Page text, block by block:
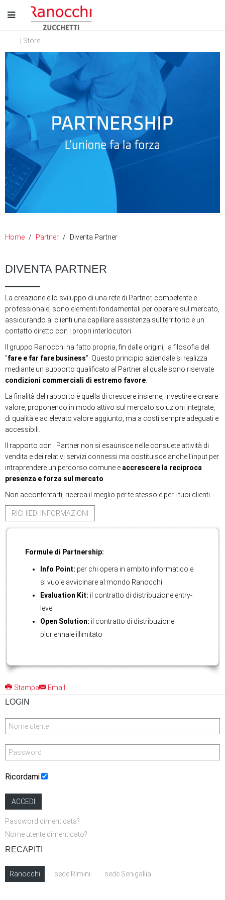
| Store
Home Partner Diventa Partner
DIVENTA PARTNER
La creazione e lo sviluppo di una rete di Partner, competente e
professionale, sono elementi fondamentali per operare sul mercato,
assicurando ai clienti una capillare assistenza sul territorio e un
contatto diretto con i propri interlocutori.
Il gruppo Ranocchi ha fatto propria, fin dalle origini, la filosofia del
"fare e far fare business". Questo principio aziendale si realizza
mediante un supporto qualificato al Partner al quale sono riservate
condizioni commerciali di estremo favore
La finalità del rapporto è quella di crescere insieme, investire e creare
valore, proponendo in modo attivo sul mercato soluzioni integrate,
di qualità e ad elevato valore aggiunto, ma a costi sempre adeguati e
accessibili.
Il rapporto con i Partner non si esaurisce nelle consuete attività di
vendita e dei relativi servizi connessi ma costituisce anche l'input per
intraprendere un percorso comune e accrescere la reciproca
presenza e forza sul mercato
Non accontentarti, ricerca il meglio per te stesso e per i tuoi clienti.
RICHIEDI INFORMAZIONI
Formule di Partnership:
Info Point: per chi opera in ambito informatico e
si vuole avvicinare al mondo Ranocchi
Evaluation Kit: il contratto di distribuzione entry-
level
Open Solution: il contratto di distribuzione
pluriennale illimitato
AdmirorFrames 2.0
Stampa Email
LOGIN
Ricordami
ACCEDI
Password dimenticata?
Nome utente dimenticato?
RECAPITI
Ranocchi sede Rimini sede Senigallia